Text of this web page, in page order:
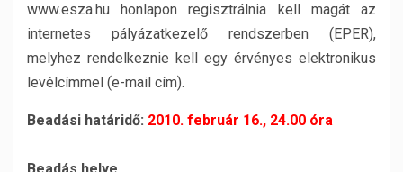
www.esza.hu honlapon regisztrálnia kell magát az
internetes pályázatkezelő rendszerben (EPER),
melyhez rendelkeznie kell egy érvényes elektronikus
levélcímmel (e-mail cím).
Beadási határidő: 2010. február 16., 24.00 óra